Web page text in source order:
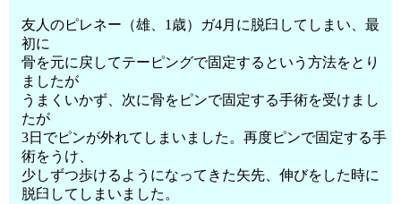
友人のピレネー（雄、1歳）ガ4月に脱臼してしまい、最
初に
骨を元に戻してテーピングで固定するという方法をとり
ましたが
うまくいかず、次に骨をピンで固定する手術を受けまし
たが
3日でピンが外れてしまいました。再度ピンで固定する手
術をうけ、
少しずつ歩けるようになってきた矢先、伸びをした時に
脱臼してしまいました。